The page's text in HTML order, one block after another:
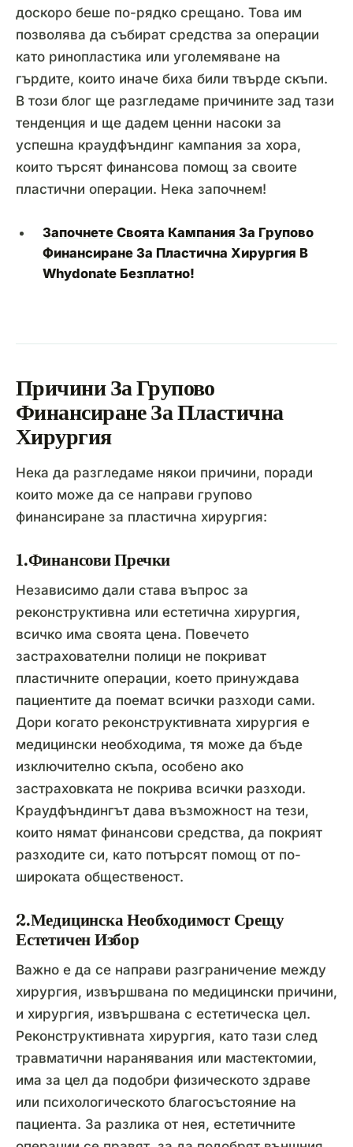
доскоро беше по-рядко срещано. Това им
позволява да събират средства за операции
като ринопластика или уголемяване на
гърдите, които иначе биха били твърде скъпи.
В този блог ще разгледаме причините зад тази
тенденция и ще дадем ценни насоки за
успешна краудфъндинг кампания за хора,
които търсят финансова помощ за своите
пластични операции. Нека започнем!
Започнете Своята Кампания За Групово
Финансиране За Пластична Хирургия В
Whydonate Безплатно!
Причини За Групово
Финансиране За Пластична
Хирургия
Нека да разгледаме някои причини, поради
които може да се направи групово
финансиране за пластична хирургия:
1.Финансови Пречки
Независимо дали става въпрос за
реконструктивна или естетична хирургия,
всичко има своята цена. Повечето
застрахователни полици не покриват
пластичните операции, което принуждава
пациентите да поемат всички разходи сами.
Дори когато реконструктивната хирургия е
медицински необходима, тя може да бъде
изключително скъпа, особено ако
застраховката не покрива всички разходи.
Краудфъндингът дава възможност на тези,
които нямат финансови средства, да покрият
разходите си, като потърсят помощ от по-
широката общественост.
2.Медицинска Необходимост Срещу
Естетичен Избор
Важно е да се направи разграничение между
хирургия, извършвана по медицински причини,
и хирургия, извършвана с естетическа цел.
Реконструктивната хирургия, като тази след
травматични наранявания или мастектомии,
има за цел да подобри физическото здраве
или психологическото благосъстояние на
пациента. За разлика от нея, естетичните